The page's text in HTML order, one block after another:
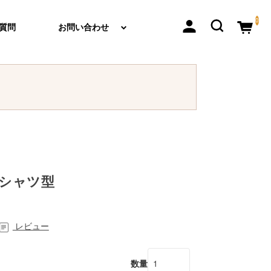
問 お問い合わせ
0
ャツ型
レビュー
数量